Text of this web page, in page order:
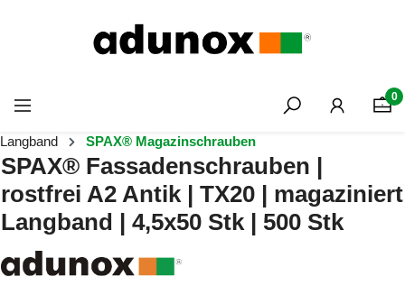
0
Langband SPAX® Magazinschrauben
SPAX® Fassadenschrauben |
rostfrei A2 Antik | TX20 | magaziniert
Langband | 4,5x50 Stk | 500 Stk